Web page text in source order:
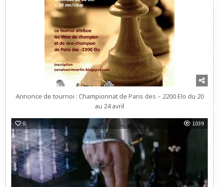
Annonce de tournoi : Championnat de Paris des – 2200 Elo du 20
au 24 avril
0 1039